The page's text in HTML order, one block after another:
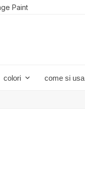
Paint
colori come si usa